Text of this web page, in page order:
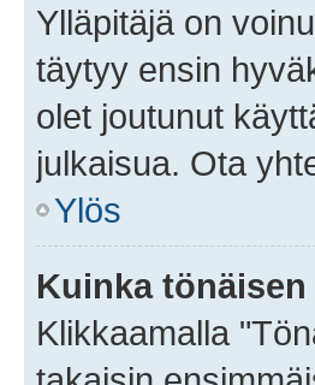
Ylläpitäjä on
täytyy ensin
olet joutunut
julkaisua. Ota
Ylös
Kuinka
Klikkaamalla